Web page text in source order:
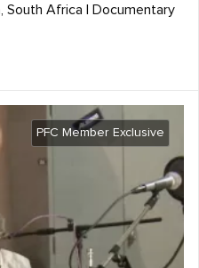
South Africa | Documentary
PFC Member Exclusive